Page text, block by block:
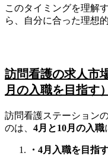
このタイミングを理解
ら、自分に合った理想
訪問看護の求人市
月の入職を目指す）
訪問看護ステーション
のは、 4月と10月の入職
・4月入職を目指